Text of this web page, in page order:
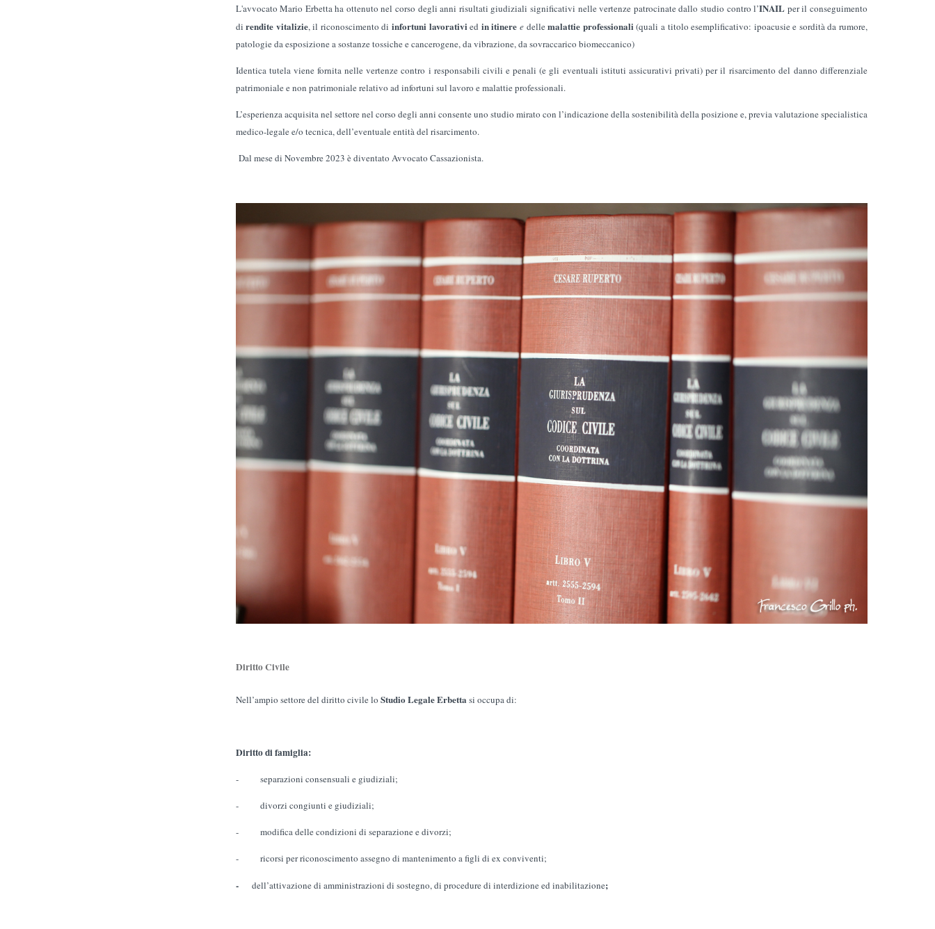
L'avvocato Mario Erbetta ha ottenuto nel corso degli anni risultati giudiziali significativi nelle vertenze patrocinate dallo studio contro l’INAIL per il conseguimento
direndite vitalizie, il riconoscimento diinfortuni lavorativied in itineree dellemalattie professionali(quali a titolo esemplificativo: ipoacusie e sordità da rumore,
patologie da esposizione a sostanze tossiche e cancerogene, da vibrazione, da sovraccarico biomeccanico)
Identica tutela viene fornita nelle vertenze contro i responsabili civili e penali (e gli eventuali istituti assicurativi privati) per il risarcimento del danno differenziale
patrimoniale e non patrimoniale relativo ad infortuni sul lavoro e malattie professionali.
L’esperienza acquisita nel settore nel corso degli anni consente uno studio mirato con l’indicazione della sostenibilità della posizione e, previa valutazione specialistica
medico-legale e/o tecnica, dell’eventuale entità del risarcimento.
Dal mese di Novembre 2023 è diventato Avvocato Cassazionista.
Diritto Civile
Nell’ampio settore del diritto civile lo Studio Legale Erbetta si occupa di:
Diritto di famiglia:
- separazioni consensuali e giudiziali;
- divorzi congiunti e giudiziali;
- modifica delle condizioni di separazione e divorzi;
- ricorsi per riconoscimento assegno di mantenimento a figli di ex conviventi;
- dell’attivazione di amministrazioni di sostegno, di procedure di interdizione ed inabilitazione;